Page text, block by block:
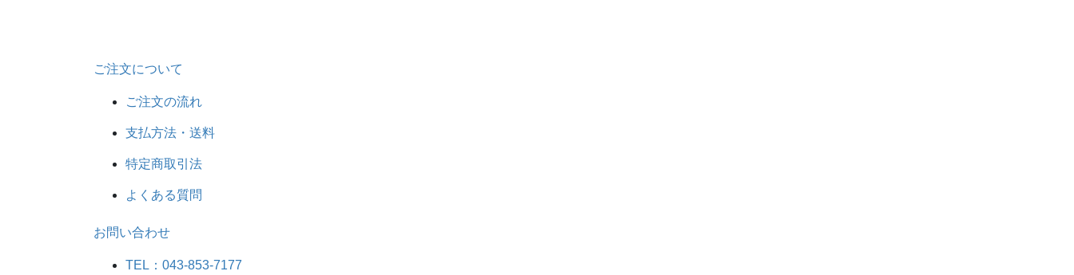
ご注文について
ご注文の流れ
支払方法・送料
特定商取引法
よくある質問
お問い合わせ
TEL：043-853-7177